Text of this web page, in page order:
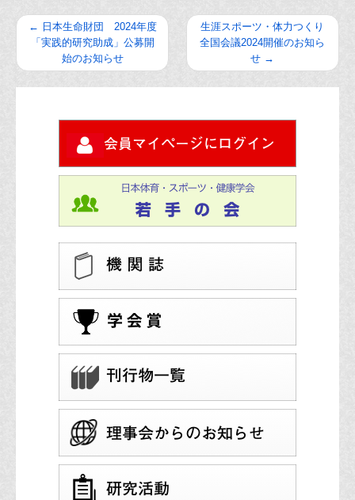
← 日本生命財団 2024年度
「実践的研究助成」公募開
始のお知らせ
生涯スポーツ・体力つくり
全国会議2024開催のお知ら
せ →